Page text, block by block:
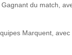
du match,
Marquent,